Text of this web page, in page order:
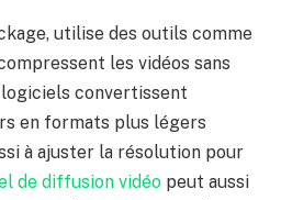
utilise des outils comme
les vidéos sans
convertissent
en formats plus légers
à ajuster la résolution pour
de diffusion vidéo peut aussi